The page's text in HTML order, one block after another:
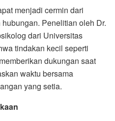
menjadi cermin dari
Penelitian oleh Dr.
dari Universitas
tindakan kecil seperti
dukungan saat
waktu bersama
yang setia.